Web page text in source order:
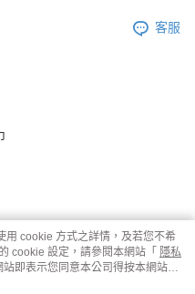
客服
用 cookie 方式之詳情，及若您不希
cookie 設定，請參閱本網站「 隱私
即表示您同意本公司得按本網站使